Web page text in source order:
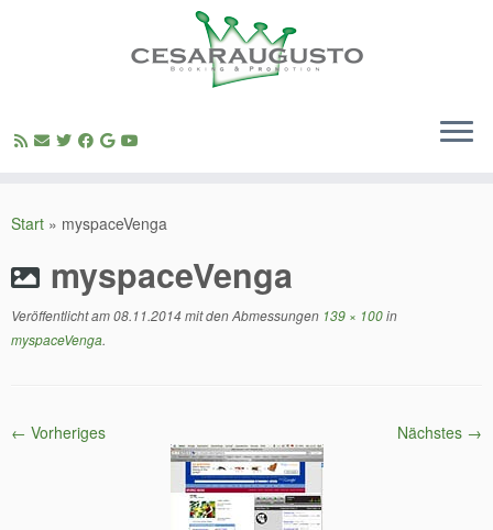
Inhalt
Start » myspaceVenga
myspaceVenga
Veröffentlicht am08.11.2014mit den Abmessungen 139 × 100in
myspaceVenga.
← Vorheriges Nächstes →